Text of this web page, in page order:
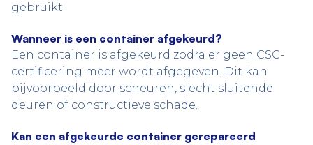
gebruikt.
Wanneer is een container afgekeurd?
Een container is afgekeurd zodra er geen CSC-
certificering meer wordt afgegeven. Dit kan
bijvoorbeeld door scheuren, slecht sluitende
deuren of constructieve schade.
Kan een afgekeurde container gerepareerd